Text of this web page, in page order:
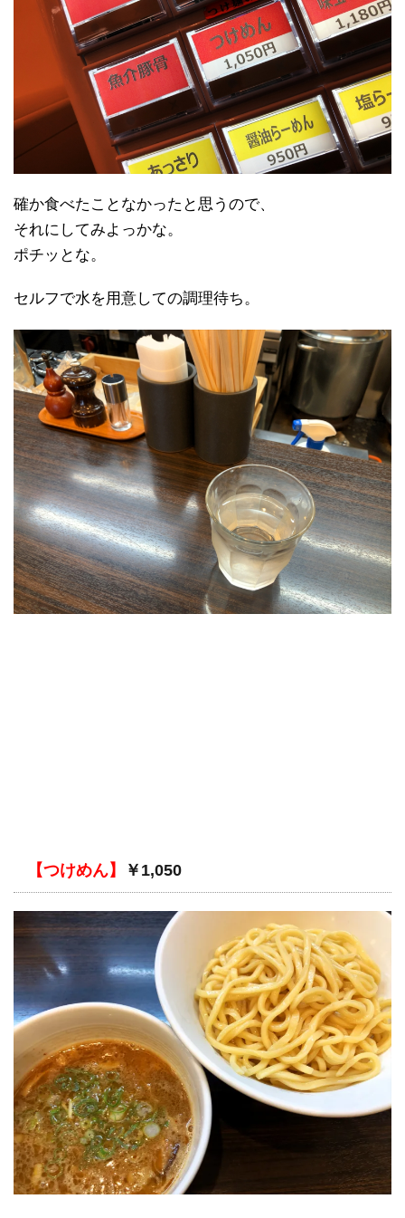
確か食べたことなかったと思うので、
それにしてみよっかな。
ポチッとな。
セルフで水を用意しての調理待ち。
【つけめん】 ￥1,050